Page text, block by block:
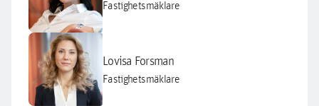
Fastighetsmäklare
Lovisa Forsman
Fastighetsmäklare